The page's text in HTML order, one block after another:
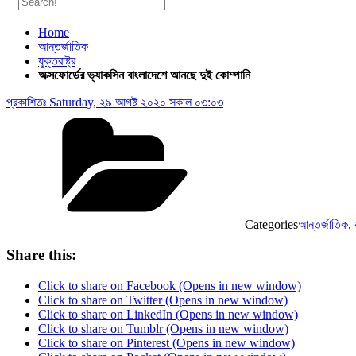
Home
আন্তর্জাতিক
যুক্তরাষ্ট্র
অক্সফোর্ডের ভ্যাকসিন বাংলাদেশে আনছে দুই কোম্পানি
প্রকাশিতঃ Saturday, ২৯ আগষ্ট ২০২০ সকাল ০৩:০৩
Categoriesআন্তর্জাতিক,
Share this:
Click to share on Facebook (Opens in new window)
Click to share on Twitter (Opens in new window)
Click to share on LinkedIn (Opens in new window)
Click to share on Tumblr (Opens in new window)
Click to share on Pinterest (Opens in new window)